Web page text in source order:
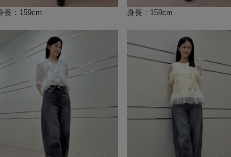
長：159cm 身長：159cm